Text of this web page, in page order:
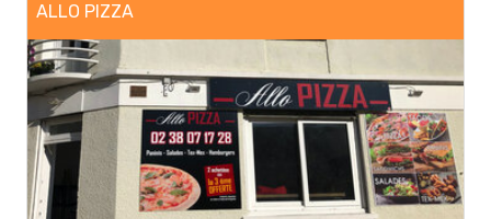
ALLO PIZZA